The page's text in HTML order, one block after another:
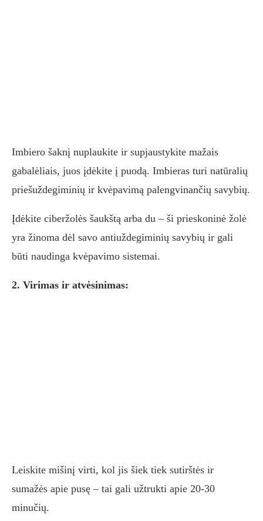
Imbiero šaknį nuplaukite ir supjaustykite mažais
gabalėliais, juos įdėkite į puodą. Imbieras turi natūralių
priešuždegiminių ir kvėpavimą palengvinančių savybių.
Įdėkite ciberžolės šaukštą arba du – ši prieskoninė žolė
yra žinoma dėl savo antiuždegiminių savybių ir gali
būti naudinga kvėpavimo sistemai.
2. Virimas ir atvėsinimas:
Leiskite mišinį virti, kol jis šiek tiek sutirštės ir
sumažės apie pusę – tai gali užtrukti apie 20-30
minučių.